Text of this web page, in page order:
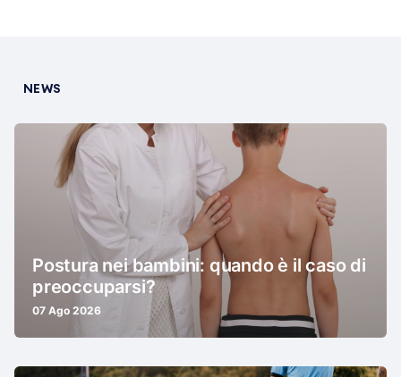
NEWS
Postura nei bambini: quando è il caso di
preoccuparsi?
07 Ago 2026